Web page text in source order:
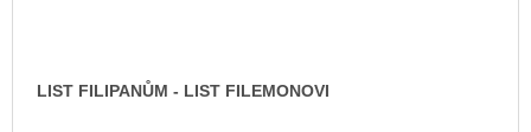
LIST FILIPANŮM - LIST FILEMONOVI